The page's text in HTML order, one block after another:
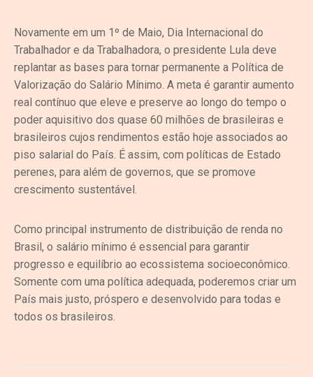
Novamente em um 1º de Maio, Dia Internacional do
Trabalhador e da Trabalhadora, o presidente Lula deve
replantar as bases para tornar permanente a Política de
Valorização do Salário Mínimo. A meta é garantir aumento
real contínuo que eleve e preserve ao longo do tempo o
poder aquisitivo dos quase 60 milhões de brasileiras e
brasileiros cujos rendimentos estão hoje associados ao
piso salarial do País. É assim, com políticas de Estado
perenes, para além de governos, que se promove
crescimento sustentável.
Como principal instrumento de distribuição de renda no
Brasil, o salário mínimo é essencial para garantir
progresso e equilíbrio ao ecossistema socioeconômico.
Somente com uma política adequada, poderemos criar um
País mais justo, próspero e desenvolvido para todas e
todos os brasileiros.